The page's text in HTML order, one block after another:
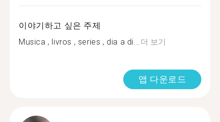
이야기하고 싶은 주제
Musica , livros , series , dia a di...더 보기
앱 다운로드